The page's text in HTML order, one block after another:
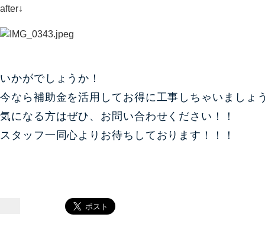
after↓
いかがでしょうか！
今なら補助金を活用 してお得に工事しちゃいましょ
気になる方はぜひ、お問い合わせください！！
スタッフ一同心よりお待ちしております！！！